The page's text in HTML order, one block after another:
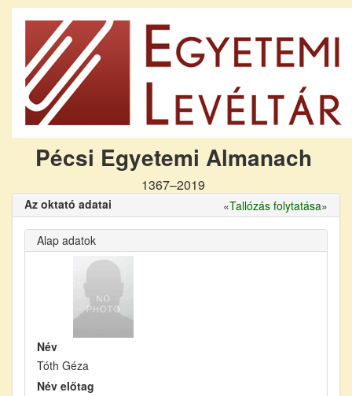
Pécsi Egyetemi Almanach
1367–2019
Az oktató adatai «Tallózás folytatása»
Alap adatok
Név
Tóth Géza
Név előtag